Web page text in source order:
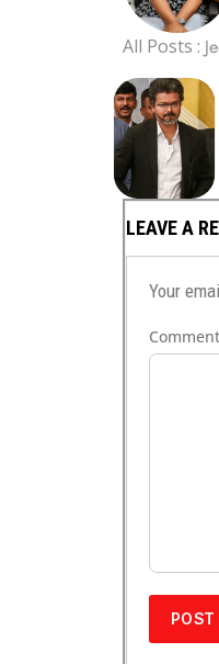
All Posts :
LEAVE A
Your
Comment